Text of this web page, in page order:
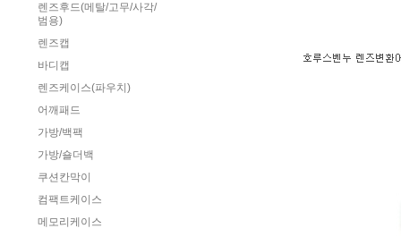
렌즈후드(메탈/고무/사각/
범용)
렌즈캡
바디캡
렌즈케이스(파우치)
어깨패드
가방/백팩
가방/숄더백
쿠션칸막이
컴팩트케이스
메모리케이스